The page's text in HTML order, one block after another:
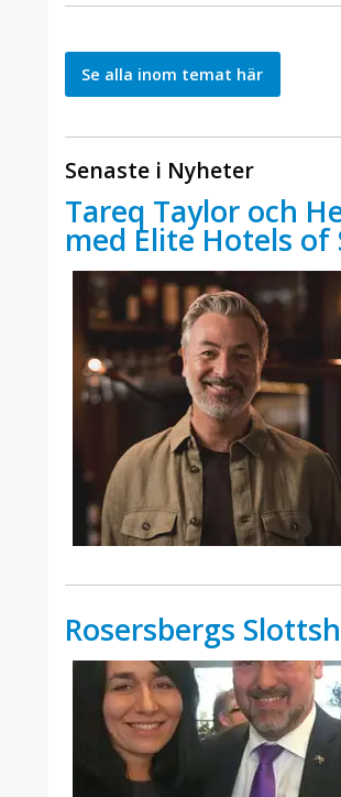
Se alla inom temat här
Senaste i Nyheter
Tareq Taylor och
med Elite Hotels of
Rosersbergs